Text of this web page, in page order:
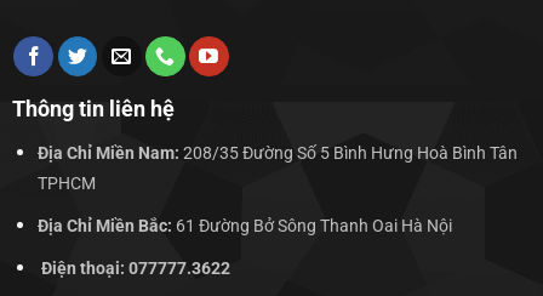
Thông tin liên hệ
Địa Chỉ Miền Nam: 208/35 Đường Số 5 Bình Hưng Hoà Bình Tân
TPHCM
Địa Chỉ Miền Bắc: 61 Đường Bở Sông Thanh Oai Hà Nội
Điện thoại: 077777.3622